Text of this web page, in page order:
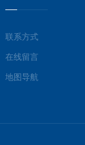
联系方式
在线留言
地图导航